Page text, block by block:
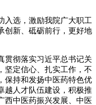
入选，激励我院广大职工
创新、砥砺前行，更好地
贯彻落实习近平总书记关
坚定信心、扎实工作，不
保持和发扬中医药特色优
越人才队伍建设，积极推
西中医药振兴发展、中医